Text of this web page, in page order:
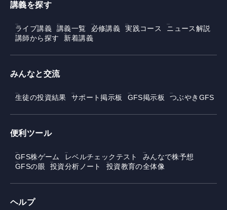
講義を探す
ライブ講義 講義一覧 必修講義 実践コース
ニュース解説
講師から探す
新着講義
みんなと交流
生徒の投資結果 サポート掲示板 GFS掲示板 つぶやきGFS
便利ツール
GFS株ゲーム レベルチェックテスト
みんなで株予想
GFSの眼
投資分析ノート 投資教育の全体像
ヘルプ